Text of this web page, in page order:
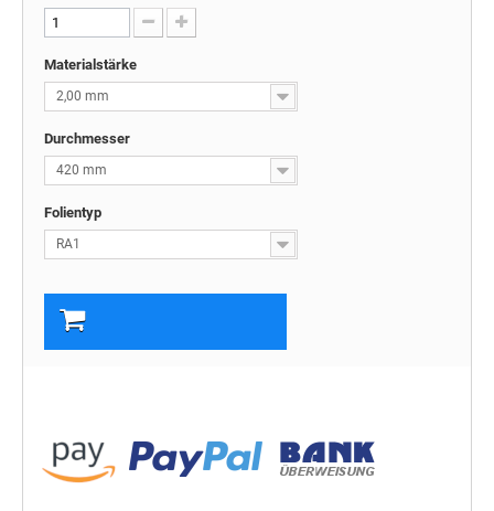
Materialstärke
2,00 mm
Durchmesser
420 mm
Folientyp
RA1